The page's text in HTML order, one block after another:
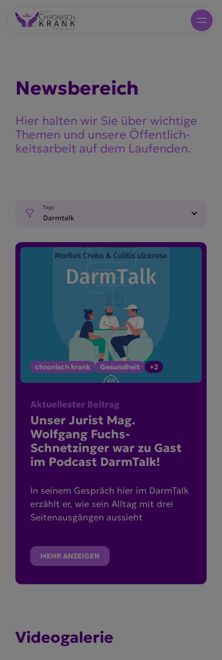
Newsbe­reich
Hier halten wir Sie über wichtige
Themen und unsere Öffent­lich­
keits­arbeit auf dem Laufenden.
Tags
Darmtalk
chronisch krank Gesundheit +2
Aktuellester Beitrag
Unser Jurist Mag.
Wolfgang Fuchs-
Schnetzinger war zu Gast
im Podcast DarmTalk!
In seinem Gespräch hier im DarmTalk
erzählt er, wie sein Alltag mit drei
Seitenausgängen aussieht
MEHR ANZEIGEN
Video­ga­lerie